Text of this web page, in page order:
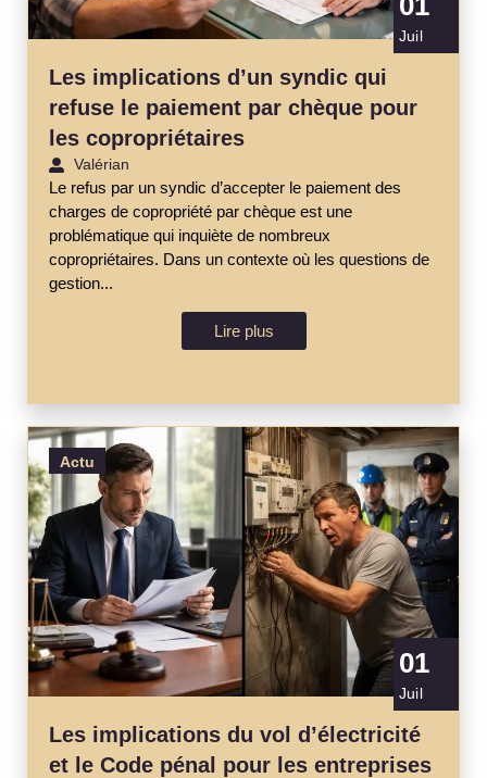
Juil
Les implications d’un syndic qui
refuse le paiement par chèque pour
les copropriétaires
Valérian
Le refus par un syndic d’accepter le paiement des
charges de copropriété par chèque est une
problématique qui inquiète de nombreux
copropriétaires. Dans un contexte où les questions de
gestion...
Lire plus
Actu
01
Juil
Les implications du vol d’électricité
et le Code pénal pour les entreprises